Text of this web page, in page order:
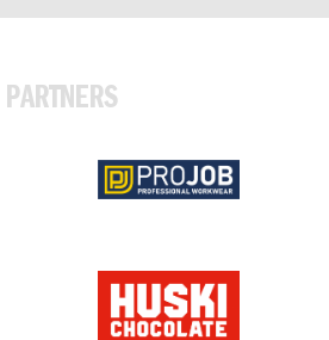
PARTNERS